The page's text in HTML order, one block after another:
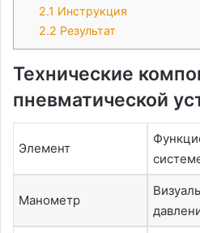
2.1 Инструкция
2.2 Результат
Технические
пневматической
Элемент
Манометр